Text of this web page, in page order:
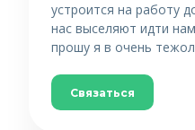
устроится на работу
нас выселяют идти
прошу я в очень
Связаться